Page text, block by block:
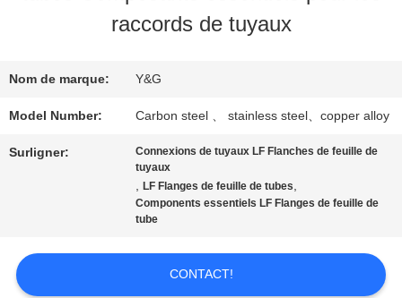
VISITE
CONTRÔLE
DE
CONTACTEZ-
raccords de tuyaux
Nom de marque: Y&G
Model Number: Carbon steel 、 stainless steel、copper alloy
Surligner:
Connexions de tuyaux LF Flanches de feuille de
tuyaux
,LF Flanges de feuille de tubes,
Components essentiels LF Flanges de feuille de
tube
CONTACT!